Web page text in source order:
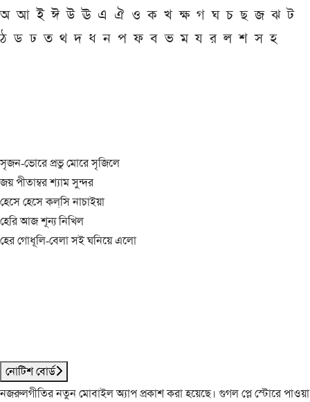
অ আ ই ঈ উ ঊ এ ঐ ও ক খ ক্ষ গ ঘ চ ছ জ ঝ ট
ঠ ড ঢ ত থ দ ধ ন প ফ ব ভ ম য র ল শ স হ
সৃজন-ভোরে প্রভু মোরে সৃজিলে
জয় পীতাম্বর শ্যাম সুন্দর
হেসে হেসে কল্‌সি নাচাইয়া
হেরি আজ শূন্য নিখিল
হের গোধূলি-বেলা সই ঘনিয়ে এলো
নোটিশ বোর্ড
নজরুলগীতির নতুন মোবাইল অ্যাপ প্রকাশ করা হয়েছে। গুগল প্লে স্টোরে পাওয়া